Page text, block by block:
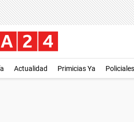
Actualidad Primicias Ya Policiales